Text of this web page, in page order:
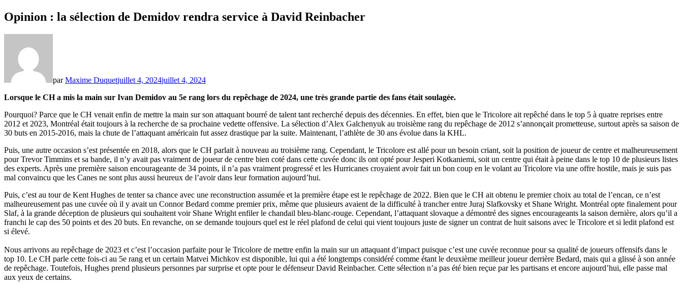
Opinion : la sélection de Demidov rendra service à David Reinbacher
parMaxime Duquetjuillet 4, 2024juillet 4, 2024
Lorsque le CH a mis la main sur Ivan Demidov au 5e rang lors du repêchage de 2024, une très grande partie des fans était soulagée.
Pourquoi? Parce que le CH venait enfin de mettre la main sur son attaquant bourré de talent tant recherché depuis des décennies. En effet, bien que le Tricolore ait repêché dans le top 5 à quatre reprises entre
2012 et 2023, Montréal était toujours à la recherche de sa prochaine vedette offensive. La sélection d’Alex Galchenyuk au troisième rang du repêchage de 2012 s’annonçait prometteuse, surtout après sa saison de
30 buts en 2015-2016, mais la chute de l’attaquant américain fut assez drastique par la suite. Maintenant, l’athlète de 30 ans évolue dans la KHL.
Puis, une autre occasion s’est présentée en 2018, alors que le CH parlait à nouveau au troisième rang. Cependant, le Tricolore est allé pour un besoin criant, soit la position de joueur de centre et malheureusement
pour Trevor Timmins et sa bande, il n’y avait pas vraiment de joueur de centre bien coté dans cette cuvée donc ils ont opté pour Jesperi Kotkaniemi, soit un centre qui était à peine dans le top 10 de plusieurs listes
des experts. Après une première saison encourageante de 34 points, il n’a pas vraiment progressé et les Hurricanes croyaient avoir fait un bon coup en le volant au Tricolore via une offre hostile, mais je suis pas
mal convaincu que les Canes ne sont plus aussi heureux de l’avoir dans leur formation aujourd’hui.
Puis, c’est au tour de Kent Hughes de tenter sa chance avec une reconstruction assumée et la première étape est le repêchage de 2022. Bien que le CH ait obtenu le premier choix au total de l’encan, ce n’est
malheureusement pas une cuvée où il y avait un Connor Bedard comme premier prix, même que plusieurs avaient de la difficulté à trancher entre Juraj Slafkovsky et Shane Wright. Montréal opte finalement pour
Slaf, à la grande déception de plusieurs qui souhaitent voir Shane Wright enfiler le chandail bleu-blanc-rouge. Cependant, l’attaquant slovaque a démontré des signes encourageants la saison dernière, alors qu’il a
franchi le cap des 50 points et des 20 buts. En revanche, on se demande toujours quel est le réel plafond de celui qui vient toujours juste de signer un contrat de huit saisons avec le Tricolore et si ledit plafond est
si élevé.
Nous arrivons au repêchage de 2023 et c’est l’occasion parfaite pour le Tricolore de mettre enfin la main sur un attaquant d’impact puisque c’est une cuvée reconnue pour sa qualité de joueurs offensifs dans le
top 10. Le CH parle cette fois-ci au 5e rang et un certain Matvei Michkov est disponible, lui qui a été longtemps considéré comme étant le deuxième meilleur joueur derrière Bedard, mais qui a glissé à son année
de repêchage. Toutefois, Hughes prend plusieurs personnes par surprise et opte pour le défenseur David Reinbacher. Cette sélection n’a pas été bien reçue par les partisans et encore aujourd’hui, elle passe mal
aux yeux de certains.